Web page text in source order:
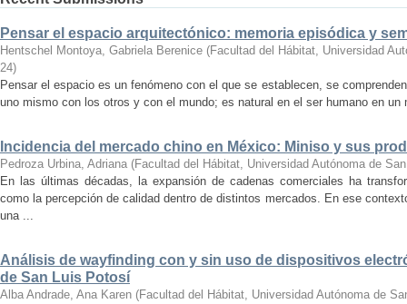
Pensar el espacio arquitectónico: memoria episódica y
Hentschel Montoya, Gabriela Berenice (Facultad del Hábitat, Universidad
24)
Pensar el espacio es un fenómeno con el que se establecen, se
uno mismo con los otros y con el mundo; es natural en el ser humano en
Incidencia del mercado chino en México: Miniso y sus
Pedroza Urbina, Adriana (Facultad del Hábitat, Universidad Autónoma de
En las últimas décadas, la expansión de cadenas comerciales ha
como la percepción de calidad dentro de distintos mercados. En ese
una ...
Análisis de wayfinding con y sin uso de dispositivos
de San Luis Potosí
Alba Andrade, Ana Karen (Facultad del Hábitat, Universidad Autónoma de